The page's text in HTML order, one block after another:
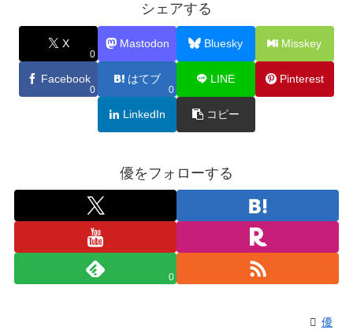
シェアする
X
0
Mastodon Bluesky Misskey
Facebook
0
はてブ
0
LINE Pinterest
LinkedIn コピー
優をフォローする
0
優